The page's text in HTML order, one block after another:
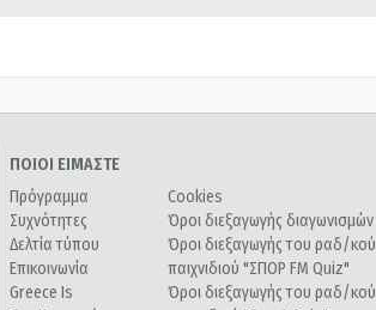
ΠΟΙΟΙ ΕΙΜΑΣΤΕ
Πρόγραμμα
Συχνότητες
Δελτία τύπου
Επικοινωνία
Greece Is
Cookies
Όροι διεξαγωγής διαγωνισμών
Όροι διεξαγωγής του ραδ/κού
παιχνιδιού "ΣΠΟΡ FM Quiz"
Όροι διεξαγωγής του ραδ/κού